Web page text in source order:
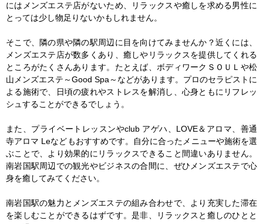
にはメンズエステ店がないため、リラックスや癒しを求める男性に
とっては少し物足りないかもしれません。
そこで、隣の県や隣の駅周辺に目を向けてみませんか？近くには、
メンズエステ店が数多くあり、癒しやリラックスを提供してくれる
ところがたくさんあります。たとえば、ボディワークＳＯＵＬや松
山メンズエステ～Good Spa～などがあります。プロのセラピストに
よる施術で、日頃の疲れやストレスを解消し、心身ともにリフレッ
シュすることができるでしょう。
また、プライベートレッスンやclub アゲハ、LOVE＆アロマ、善通
寺アロマ Leなどもおすすめです。自分に合ったメニューや施術を選
ぶことで、より効果的にリラックスできること間違いありません。
南岩国駅周辺での観光やビジネスの合間に、ぜひメンズエステで心
身を癒してみてください。
南岩国駅の魅力とメンズエステの組み合わせで、より充実した滞在
を楽しむことができるはずです。是非、リラックスと癒しのひとと